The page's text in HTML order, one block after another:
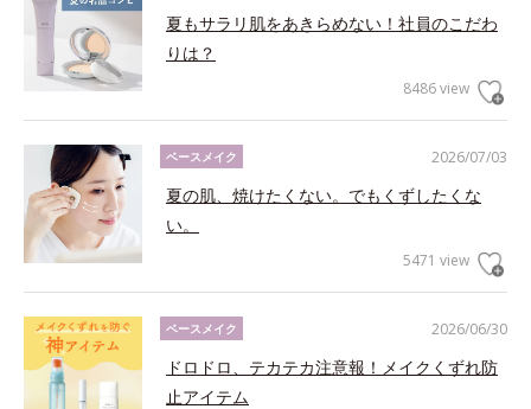
夏もサラリ肌をあきらめない！社員のこだわ
りは？
8486 view
2026/07/03
ベースメイク
夏の肌、焼けたくない。でもくずしたくな
い。
5471 view
2026/06/30
ベースメイク
ドロドロ、テカテカ注意報！メイクくずれ防
止アイテム